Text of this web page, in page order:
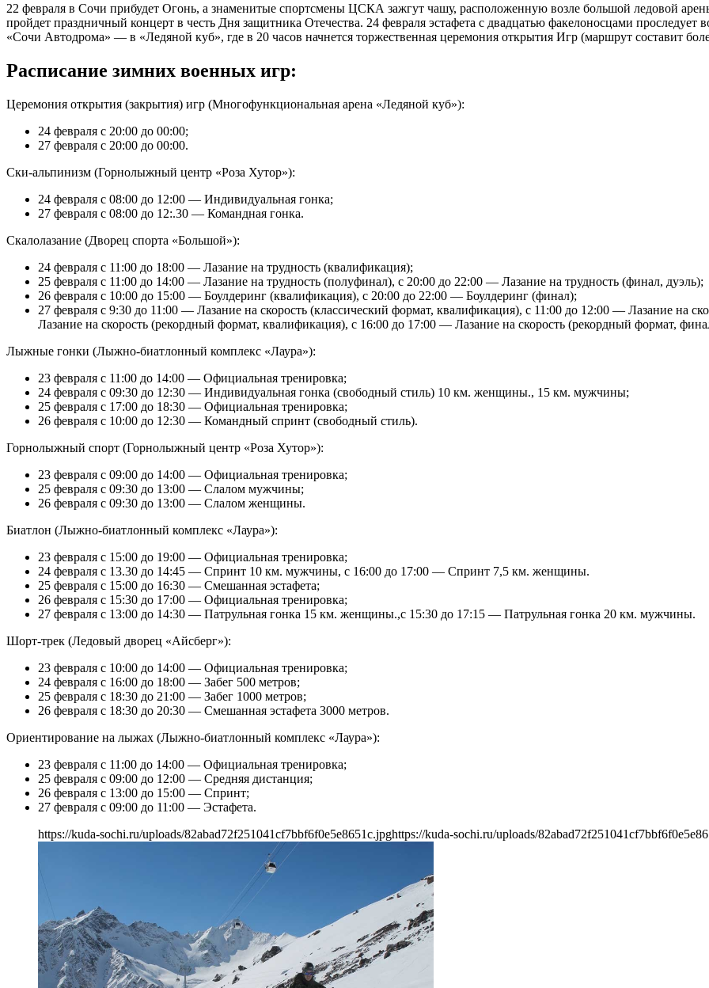
22 февраля в Сочи прибудет Огонь, а знаменитые спортсмены ЦСКА зажгут чашу, расположенную возле большой ледовой
пройдет праздничный концерт в честь Дня защитника Отечества. 24 февраля эстафета с двадцатью факелоносцами
«Сочи Автодрома» — в «Ледяной куб», где в 20 часов начнется торжественная церемония открытия Игр (маршрут составит
Расписание зимних военных игр:
Церемония открытия (закрытия) игр (Многофункциональная арена «Ледяной куб»):
24 февраля с 20:00 до 00:00;
27 февраля с 20:00 до 00:00.
Ски-альпинизм (Горнолыжный центр «Роза Хутор»):
24 февраля с 08:00 до 12:00 — Индивидуальная гонка;
27 февраля с 08:00 до 12:.30 — Командная гонка.
Скалолазание (Дворец спорта «Большой»):
24 февраля с 11:00 до 18:00 — Лазание на трудность (квалификация);
25 февраля с 11:00 до 14:00 — Лазание на трудность (полуфинал), с 20:00 до 22:00 — Лазание на трудность (финал, дуэль);
26 февраля с 10:00 до 15:00 — Боулдеринг (квалификация), с 20:00 до 22:00 — Боулдеринг (финал);
27 февраля с 9:30 до 11:00 — Лазание на скорость (классический формат, квалификация), с 11:00 до 12:00 — Лазание на
Лазание на скорость (рекордный формат, квалификация), с 16:00 до 17:00 — Лазание на скорость (рекордный формат,
Лыжные гонки (Лыжно-биатлонный комплекс «Лаура»):
23 февраля с 11:00 до 14:00 — Официальная тренировка;
24 февраля с 09:30 до 12:30 — Индивидуальная гонка (свободный стиль) 10 км. женщины., 15 км. мужчины;
25 февраля с 17:00 до 18:30 — Официальная тренировка;
26 февраля с 10:00 до 12:30 — Командный спринт (свободный стиль).
Горнолыжный спорт (Горнолыжный центр «Роза Хутор»):
23 февраля с 09:00 до 14:00 — Официальная тренировка;
25 февраля с 09:30 до 13:00 — Слалом мужчины;
26 февраля с 09:30 до 13:00 — Слалом женщины.
Биатлон (Лыжно-биатлонный комплекс «Лаура»):
23 февраля с 15:00 до 19:00 — Официальная тренировка;
24 февраля с 13.30 до 14:45 — Спринт 10 км. мужчины, с 16:00 до 17:00 — Спринт 7,5 км. женщины.
25 февраля с 15:00 до 16:30 — Смешанная эстафета;
26 февраля с 15:30 до 17:00 — Официальная тренировка;
27 февраля с 13:00 до 14:30 — Патрульная гонка 15 км. женщины.,с 15:30 до 17:15 — Патрульная гонка 20 км. мужчины.
Шорт-трек (Ледовый дворец «Айсберг»):
23 февраля с 10:00 до 14:00 — Официальная тренировка;
24 февраля с 16:00 до 18:00 — Забег 500 метров;
25 февраля с 18:30 до 21:00 — Забег 1000 метров;
26 февраля с 18:30 до 20:30 — Смешанная эстафета 3000 метров.
Ориентирование на лыжах (Лыжно-биатлонный комплекс «Лаура»):
23 февраля с 11:00 до 14:00 — Официальная тренировка;
25 февраля с 09:00 до 12:00 — Средняя дистанция;
26 февраля с 13:00 до 15:00 — Спринт;
27 февраля с 09:00 до 11:00 — Эстафета.
https://kuda-sochi.ru/uploads/82abad72f251041cf7bbf6f0e5e8651c.jpghttps://kuda-sochi.ru/uploads/